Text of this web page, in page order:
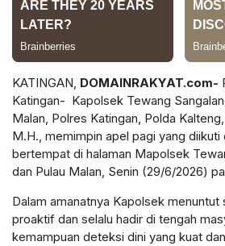
KATINGAN, DOMAINRAKYAT.com-
Katingan- Kapolsek Tewang
Malan, Polres Katingan, Polda
M.H., memimpin apel pagi yang diikuti
bertempat di halaman Mapolsek
dan Pulau Malan, Senin (29/6/2026)
Dalam amanatnya Kapolsek menuntut
proaktif dan selalu hadir di tengah
kemampuan deteksi dini yang kuat